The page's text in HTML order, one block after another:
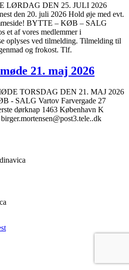
LØRDAG DEN 25. JULI 2026
den 20. juli 2026 Hold øje med evt.
BYTTE – KØB – SALG
et af vores medlemmer i
oplyses ved tilmelding. Tilmelding til
og frokost. Tlf.
21. maj 2026
TORSDAG DEN 21. MAJ 2026
- SALG Vartov Farvergade 27
dørknap 1463 København K